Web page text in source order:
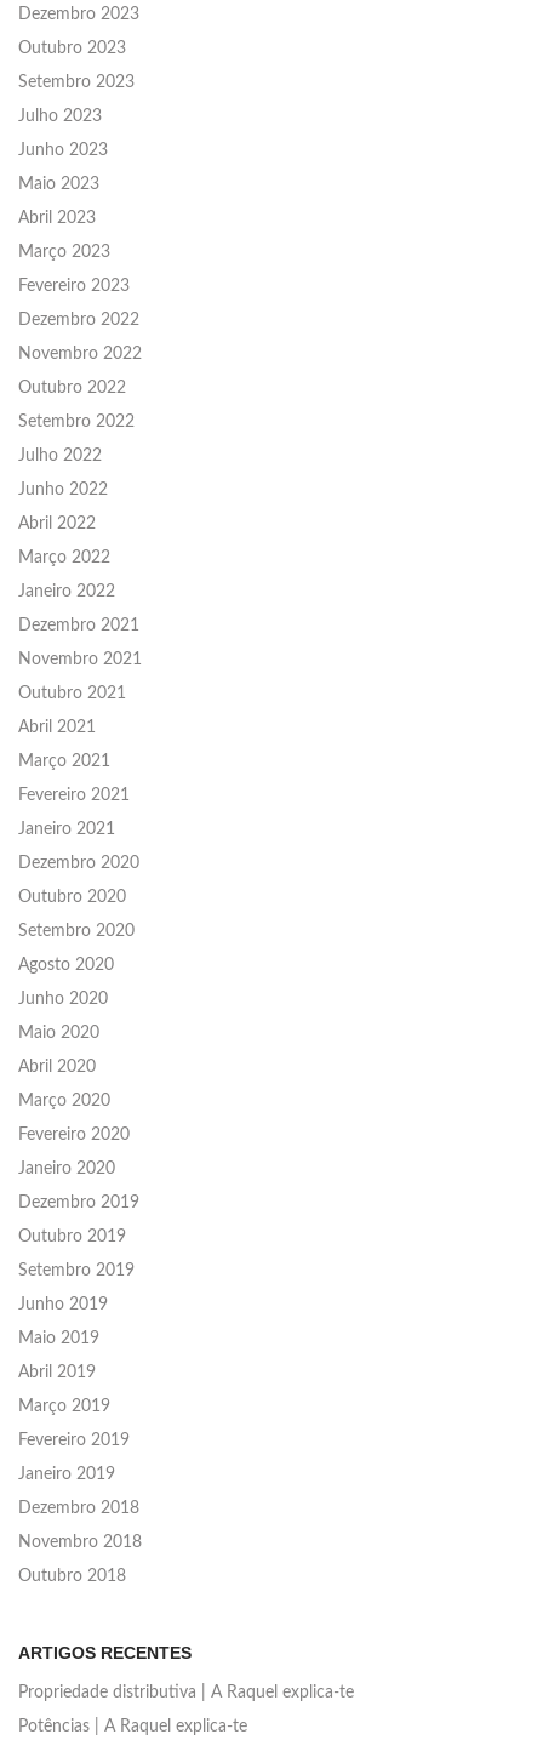
Dezembro 2023
Outubro 2023
Setembro 2023
Julho 2023
Junho 2023
Maio 2023
Abril 2023
Março 2023
Fevereiro 2023
Dezembro 2022
Novembro 2022
Outubro 2022
Setembro 2022
Julho 2022
Junho 2022
Abril 2022
Março 2022
Janeiro 2022
Dezembro 2021
Novembro 2021
Outubro 2021
Abril 2021
Março 2021
Fevereiro 2021
Janeiro 2021
Dezembro 2020
Outubro 2020
Setembro 2020
Agosto 2020
Junho 2020
Maio 2020
Abril 2020
Março 2020
Fevereiro 2020
Janeiro 2020
Dezembro 2019
Outubro 2019
Setembro 2019
Junho 2019
Maio 2019
Abril 2019
Março 2019
Fevereiro 2019
Janeiro 2019
Dezembro 2018
Novembro 2018
Outubro 2018
ARTIGOS RECENTES
Propriedade distributiva | A Raquel explica-te
Potências | A Raquel explica-te